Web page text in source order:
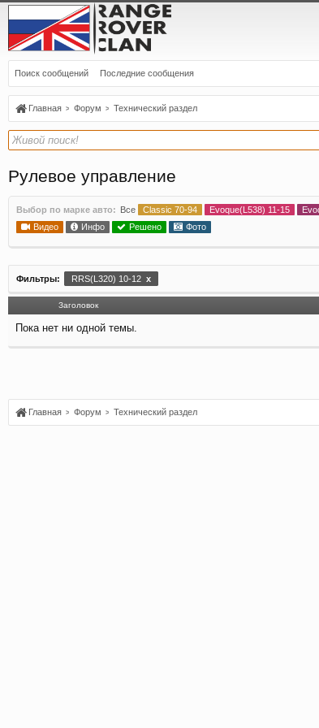
Поиск сообщений Последние сообщения
Главная Форум Технический раздел
Рулевое управление
Выбор по марке авто: Все Classic 70-94 Evoque(L538) 11-15
Видео
Инфо Решено Фото
Фильтры: RRS(L320) 10-12 x
Заголовок
Пока нет ни одной темы.
Главная Форум Технический раздел